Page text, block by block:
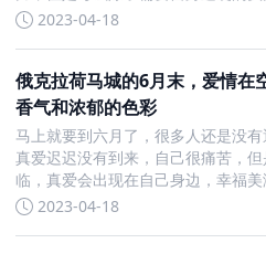
的，在接下来一段时间内，有三大星
2023-04-18
俄克拉荷马城的6月末，爱情在
香气和浓郁的色彩
马上就要到六月了，很多人还是没
真爱迟迟没有到来，自己很痛苦，
临，真爱会出现在自己身边，幸福
地，真爱重现温暖的4大星座都有那
2023-04-18